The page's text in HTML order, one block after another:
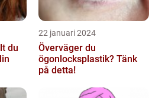
du
22 januari 2024
Överväger du
ögonlocksplastik? Tänk
på detta!